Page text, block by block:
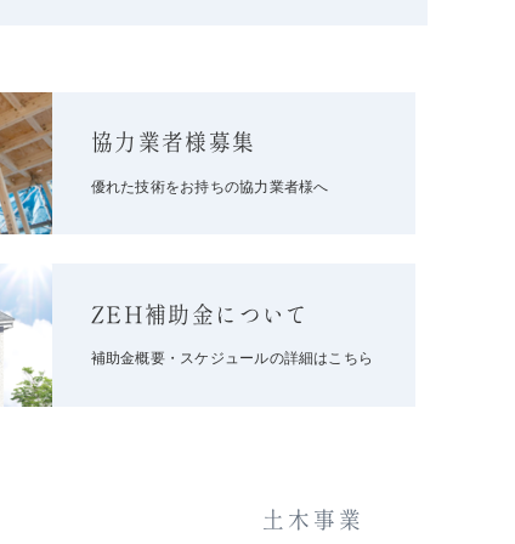
協力業者様募集
優れた技術をお持ちの協力業者様へ
ZEH補助金について
補助金概要・スケジュールの詳細はこちら
土木事業